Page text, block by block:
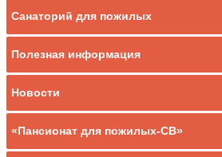
Санаторий для пожилых
Полезная информация
Новости
«Пансионат для пожилых-СВ»